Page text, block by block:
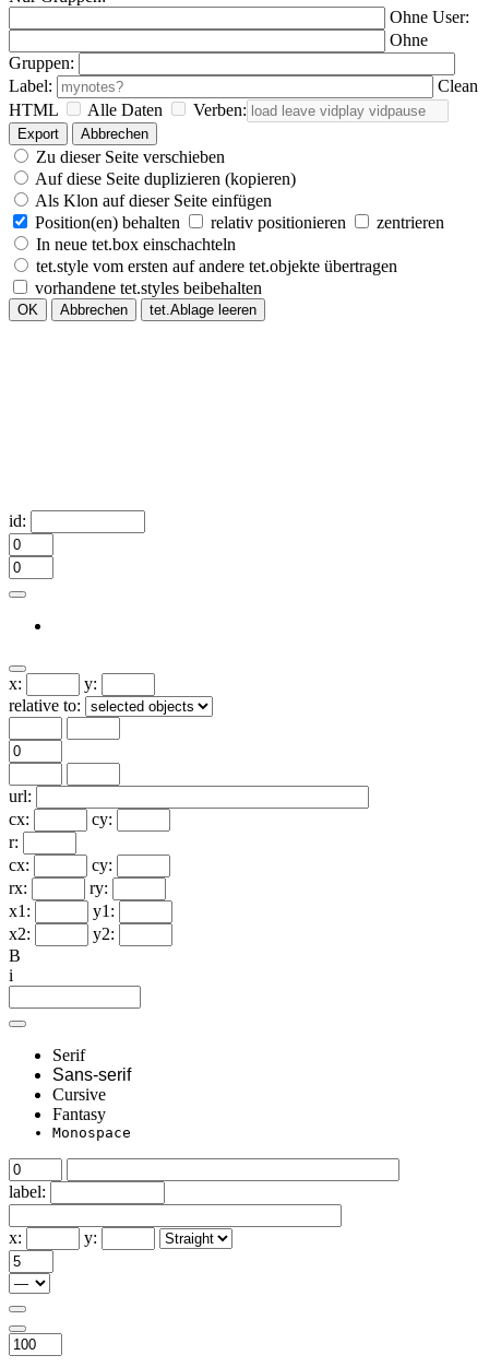
Ohne User:
Ohne
Gruppen:
Label:
Clean
HTML
Alle Daten Verben:
Export Abbrechen
Zu dieser Seite verschieben
Auf diese Seite duplizieren (kopieren)
Als Klon auf dieser Seite einfügen
Position(en) behalten
relativ positionieren
zentrieren
In neue tet.box einschachteln
tet.style vom ersten auf andere tet.objekte übertragen
vorhandene tet.styles beibehalten
OK Abbrechen tet.Ablage leeren
id:
x:
y:
relative to:
url:
cx:
cy:
r:
cx:
cy:
rx:
ry:
x1:
y1:
x2:
y2:
B
i
Serif
Sans-serif
Cursive
Fantasy
Monospace
label:
x: y: